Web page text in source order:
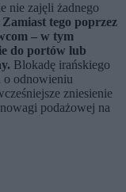
nie zajęli żadnego
Zamiast tego poprzez
– w tym
do portów lub
Blokadę irańskiego
o odnowieniu
zniesienie
podażowej na